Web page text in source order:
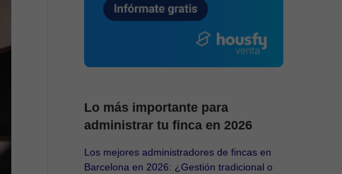
Lo más importante para
administrar tu finca en 2026
Los mejores administradores de fincas en
Barcelona en 2026: ¿Gestión tradicional o